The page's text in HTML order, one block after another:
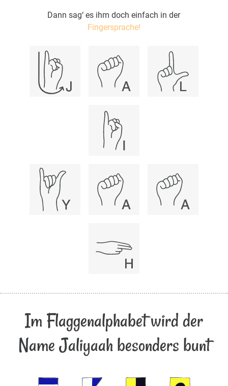
Dann sag‘ es ihm doch einfach in der
Fingersprache!
Im Flaggenalphabet wird der
Name Jaliyaah besonders bunt